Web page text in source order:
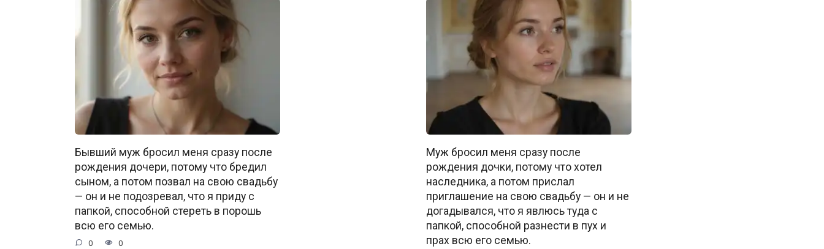
Бывший муж бросил меня сразу после
рождения дочери, потому что бредил
сыном, а потом позвал на свою свадьбу
— он и не подозревал, что я приду с
папкой, способной стереть в порошь
всю его семью.
0 0
Муж бросил меня сразу после
рождения дочки, потому что хотел
наследника, а потом прислал
приглашение на свою свадьбу — он и не
догадывался, что я явлюсь туда с
папкой, способной разнести в пух и
прах всю его семью.